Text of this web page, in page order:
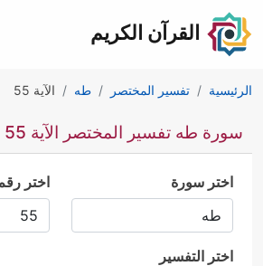
القرآن الكريم
الرئيسية تفسير المختصر طه الآية 55
سورة طه تفسير المختصر الآية 55
اختر سورة اختر
اختر التفسير